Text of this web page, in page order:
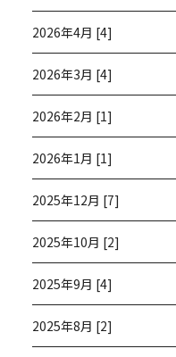
2026年4月 [4]
2026年3月 [4]
2026年2月 [1]
2026年1月 [1]
2025年12月 [7]
2025年10月 [2]
2025年9月 [4]
2025年8月 [2]